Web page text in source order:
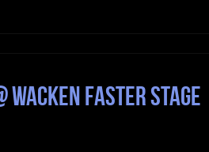
Wacken Faster Stage